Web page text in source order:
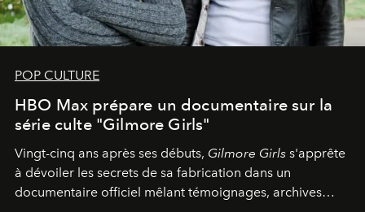
POP CULTURE
HBO Max prépare un documentaire sur la
série culte "Gilmore Girls"
Vingt-cinq ans après ses débuts, Gilmore Girls s'apprête
à dévoiler les secrets de sa fabrication dans un
documentaire officiel mêlant témoignages, archives